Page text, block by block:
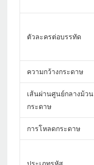
ตัวละครต่อบรรทัด
ความกว้างกระดาษ
เส้นผ่านศูนย์กลางม้วน
กระดาษ
การโหลดกระดาษ